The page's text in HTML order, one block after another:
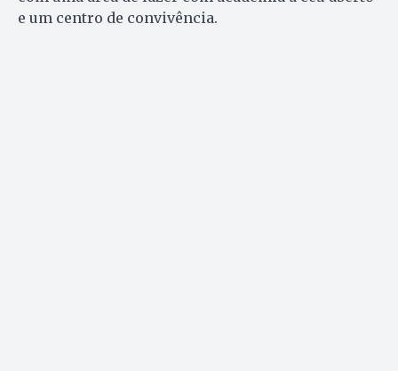
e um centro de convivência.